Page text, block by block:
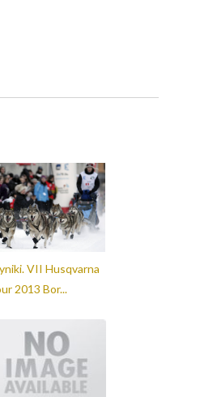
VII Husqvarna
2013 Bor...